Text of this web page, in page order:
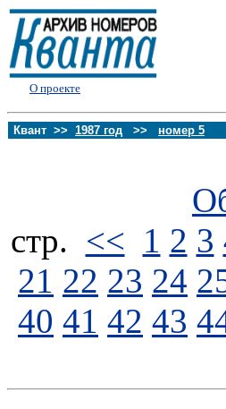
О проекте
Квант >> 1987 год >> номер 5
стp. << 1 2 3
21 22 23 24
40 41 42 43